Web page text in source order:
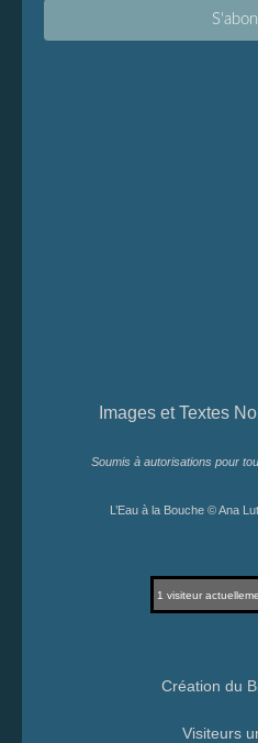
Images et Textes
Soumis à autorisations pour
L’Eau à la Bouche © Ana
1 visiteur
Création du
Visiteurs